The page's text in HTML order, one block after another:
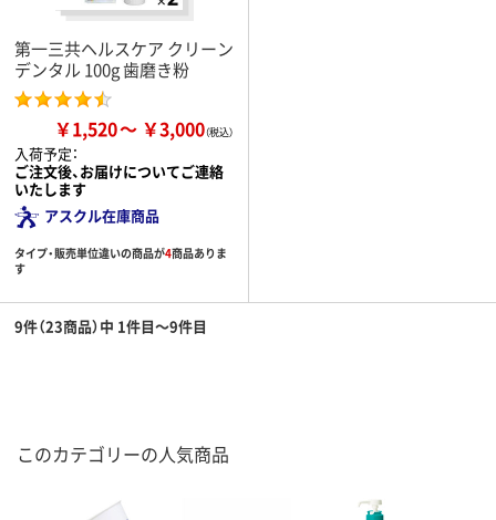
第一三共ヘルスケア クリーン
デンタル 100g 歯磨き粉
￥1,520 ￥3,000
入荷予定：
ご注文後、お届けについてご連絡
いたします
アスクル在庫商品
タイプ・販売単位違いの商品が4商品ありま
す
9件（23商品）中 1件目～9件目
このカテゴリーの人気商品